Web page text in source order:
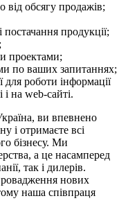
обсягу продажів;
продукції;
проектами;
по ваших запитаннях;
роботи інформації
на web-сайті.
ви впевнено
і отримаєте всі
бізнесу. Ми
а це насамперед
так і дилерів.
нових
наша співпраця